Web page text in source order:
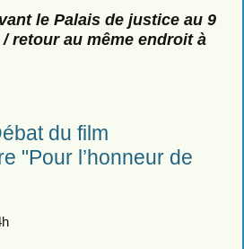
le Palais de justice au 9
retour au même endroit à
du film
"Pour l’honneur de